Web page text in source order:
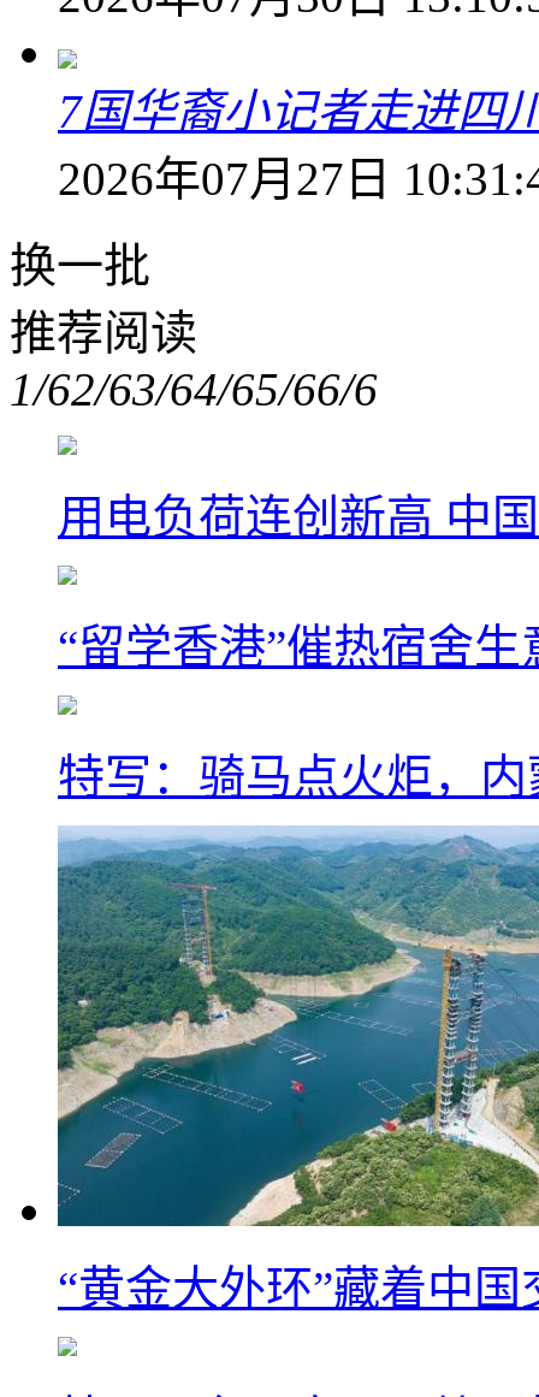
7国华裔小记者走进四
2026年07月27日
换一批
推荐阅读
1/62/63/64/65/66/6
用电负荷连创新高 中
“留学香港”催热宿舍
特写：骑马点火炬，
“黄金大外环”藏着中